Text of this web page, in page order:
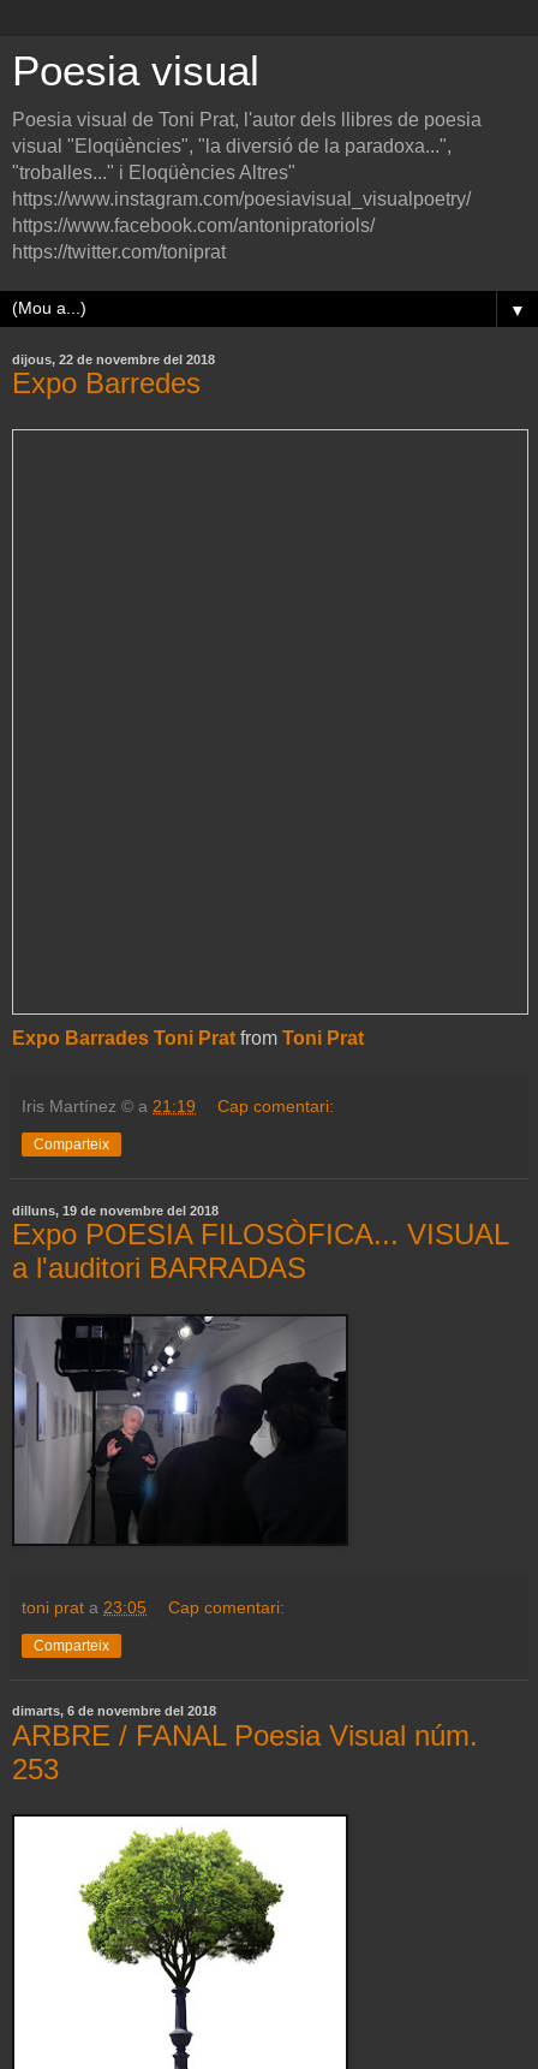
Poesia visual
Poesia visual de Toni Prat, l'autor dels llibres de poesia
visual "Eloqüències", "la diversió de la paradoxa...",
"troballes..." i Eloqüències Altres"
https://www.instagram.com/poesiavisual_visualpoetry/
https://www.facebook.com/antonipratoriols/
https://twitter.com/toniprat
▼
dijous, 22 de novembre del 2018
Expo Barredes
Expo Barrades Toni Prat from Toni Prat
Iris Martínez © a 21:19 Cap comentari:
Comparteix
dilluns, 19 de novembre del 2018
Expo POESIA FILOSÒFICA... VISUAL
a l'auditori BARRADAS
toni prat a 23:05 Cap comentari:
Comparteix
dimarts, 6 de novembre del 2018
ARBRE / FANAL Poesia Visual núm.
253